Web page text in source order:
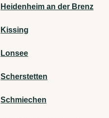
Heidenheim an der Brenz
Kissing
Lonsee
Scherstetten
Schmiechen